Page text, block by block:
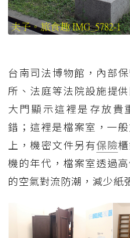
台南司法博物館，內部
所、法庭等法院設施提
大門顯示這裡是存放貴
錯；這裡是檔案室，一
上，機密文件另有保險
機的年代，檔案室透過
的空氣對流防潮，減少紙